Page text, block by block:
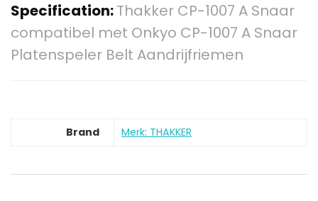
Specification:Thakker CP-1007 A Snaar
compatibel met Onkyo CP-1007 A Snaar
Platenspeler Belt Aandrijfriemen
Brand Merk: THAKKER